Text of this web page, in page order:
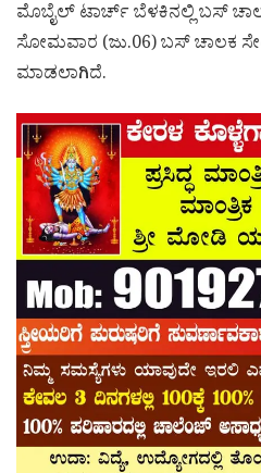
ಮೊಬೈಲ್ ಟಾರ್ಚ್ ಬೆಳಕಿನಲ್ಲಿ ಬಸ್
ಸೋಮವಾರ (ಜು.06) ಬಸ್‌ ಚಾಲಕ
ಮಾಡಲಾಗಿದೆ.